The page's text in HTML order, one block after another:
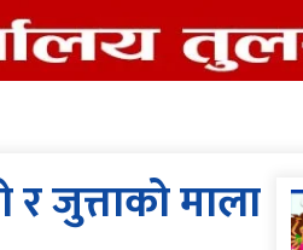
र जुत्ताको माला